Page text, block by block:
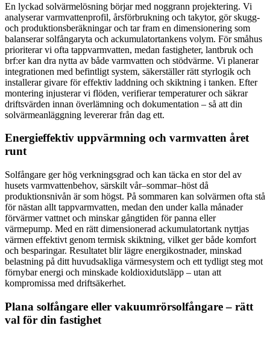
En lyckad solvärmelösning börjar med noggrann projektering. Vi
analyserar varmvattenprofil, årsförbrukning och takytor, gör skugg-
och produktionsberäkningar och tar fram en dimensionering som
balanserar solfångaryta och ackumulatortankens volym. För småhus
prioriterar vi ofta tappvarmvatten, medan fastigheter, lantbruk och
brf:er kan dra nytta av både varmvatten och stödvärme. Vi planerar
integrationen med befintligt system, säkerställer rätt styrlogik och
installerar givare för effektiv laddning och skiktning i tanken. Efter
montering injusterar vi flöden, verifierar temperaturer och säkrar
driftsvärden innan överlämning och dokumentation – så att din
solvärmeanläggning levererar från dag ett.
Energieffektiv uppvärmning och varmvatten året
runt
Solfångare ger hög verkningsgrad och kan täcka en stor del av
husets varmvattenbehov, särskilt vår–sommar–höst då
produktionsnivån är som högst. På sommaren kan solvärmen ofta stå
för nästan allt tappvarmvatten, medan den under kalla månader
förvärmer vattnet och minskar gångtiden för panna eller
värmepump. Med en rätt dimensionerad ackumulatortank nyttjas
värmen effektivt genom termisk skiktning, vilket ger både komfort
och besparingar. Resultatet blir lägre energikostnader, minskad
belastning på ditt huvudsakliga värmesystem och ett tydligt steg mot
förnybar energi och minskade koldioxidutsläpp – utan att
kompromissa med driftsäkerhet.
Plana solfångare eller vakuumrörsolfångare – rätt
val för din fastighet